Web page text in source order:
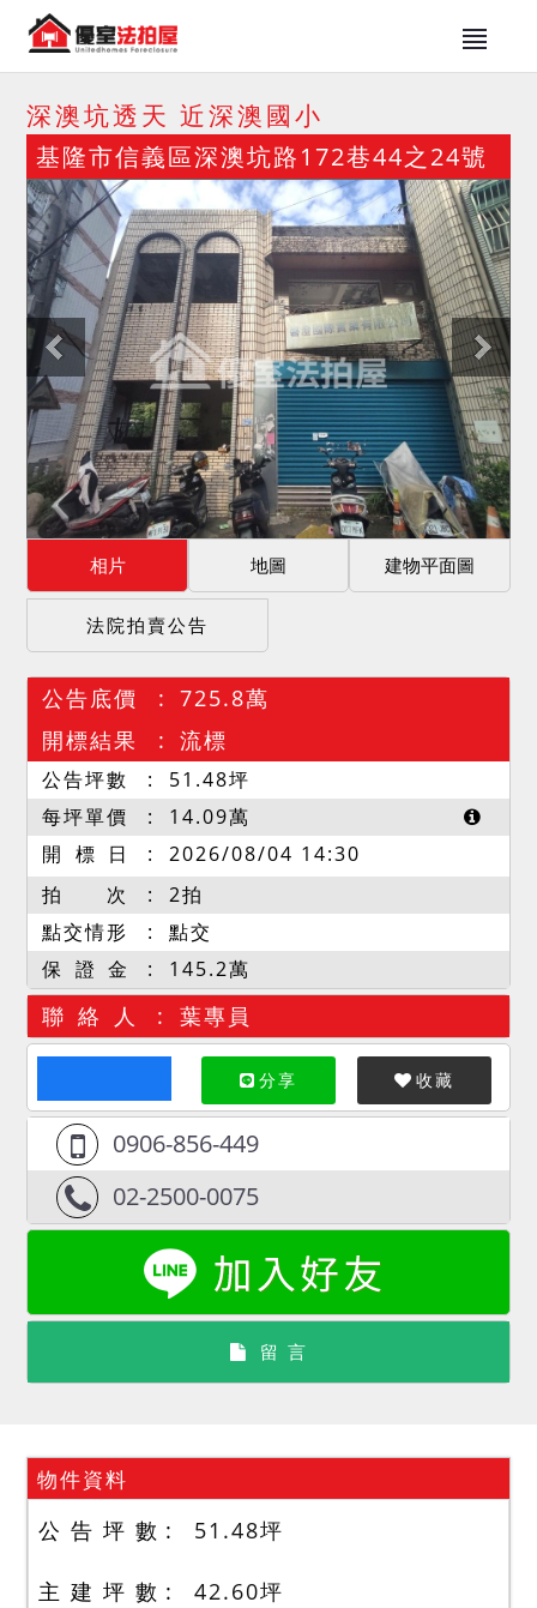
深澳坑透天 近深澳國小
基隆市信義區深澳坑路172巷44之24號
相片 地圖 建物平面圖
法院拍賣公告
公告底價
725.8萬
開標結果
流標
公告坪數 51.48坪
每坪單價
14.09萬
開 標 日
2026/08/04 14:30
拍 次
2拍
點交情形
點交
保 證 金
145.2萬
聯 絡 人 葉專員
分享 收藏
0906-856-449
02-2500-0075
留 言
物件資料
公 告 坪 數 51.48坪
主 建 坪 數 42.60坪